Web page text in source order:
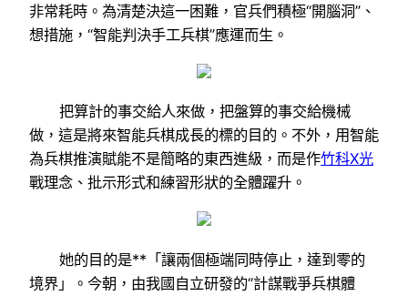
非常耗時。為清楚決這一困難，官兵們積極“開腦洞”、
想措施，“智能判決手工兵棋”應運而生。
把算計的事交給人來做，把盤算的事交給機械
做，這是將來智能兵棋成長的標的目的。不外，用智能
為兵棋推演賦能不是簡略的東西進級，而是作竹科X光
戰理念、批示形式和練習形狀的全體躍升。
她的目的是**「讓兩個極端同時停止，達到零的
境界」。今朝，由我國自立研發的“計謀戰爭兵棋體